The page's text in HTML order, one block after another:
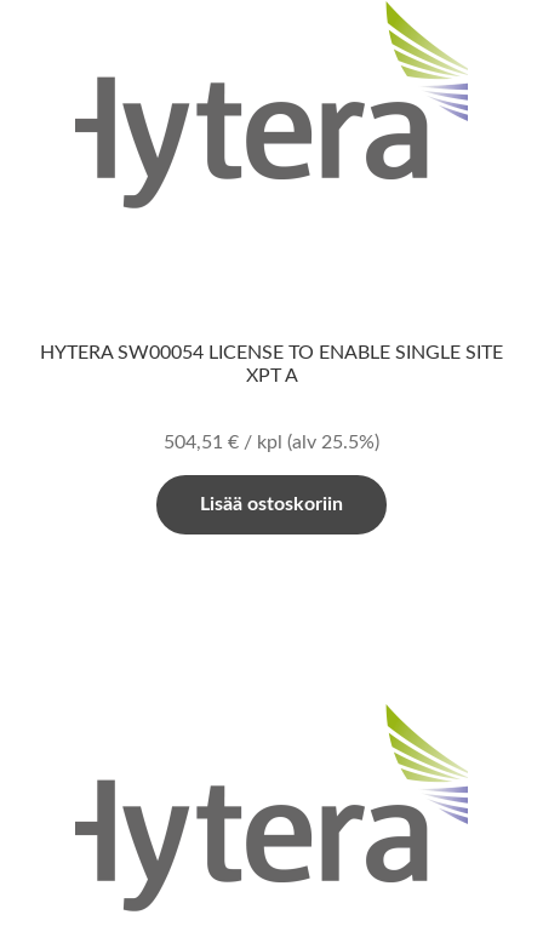
HYTERA SW00054 LICENSE TO ENABLE SINGLE SITE
XPT A
504,51 € / kpl (alv 25.5%)
Lisää ostoskoriin